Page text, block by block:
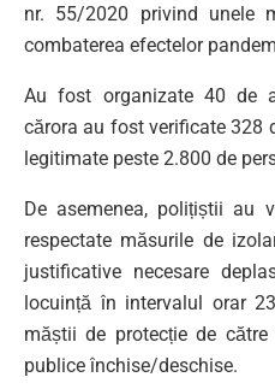
nr. 55/2020 privind unele
combaterea efectelor
Au fost organizate 40 de
cărora au fost verificate 328
legitimate peste 2.800 de
De asemenea, polițiștii au
respectate măsurile de
justificative necesare
locuință în intervalul orar
măștii de protecție de
publice închise/deschise.